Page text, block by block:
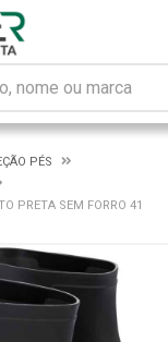
PÉS
PRETA SEM FORRO 41